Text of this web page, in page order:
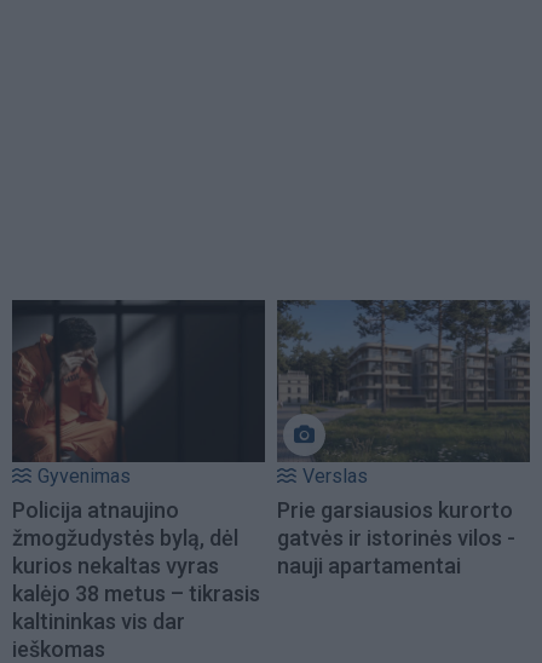
Gyvenimas
Policija atnaujino
žmogžudystės bylą, dėl
kurios nekaltas vyras
kalėjo 38 metus – tikrasis
kaltininkas vis dar
ieškomas
Verslas
Prie garsiausios kurorto
gatvės ir istorinės vilos -
nauji apartamentai